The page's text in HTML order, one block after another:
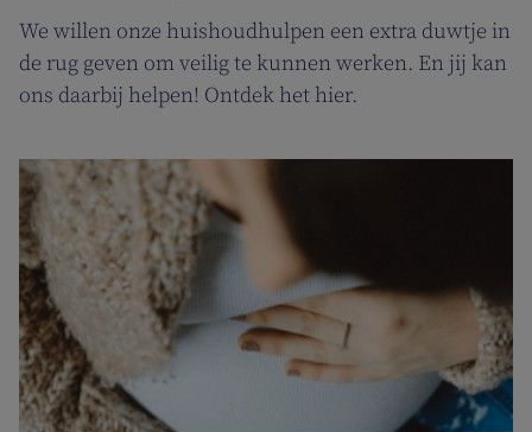
We willen onze huishoudhulpen een extra duwtje in
de rug geven om veilig te kunnen werken. En jij kan
ons daarbij helpen! Ontdek het hier.